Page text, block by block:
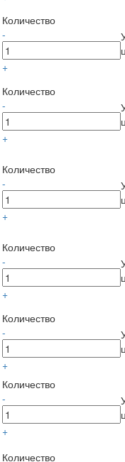
Количество
-
+
Количество
-
+
Количество
-
+
Количество
-
+
Количество
-
+
Количество
-
+
Количество